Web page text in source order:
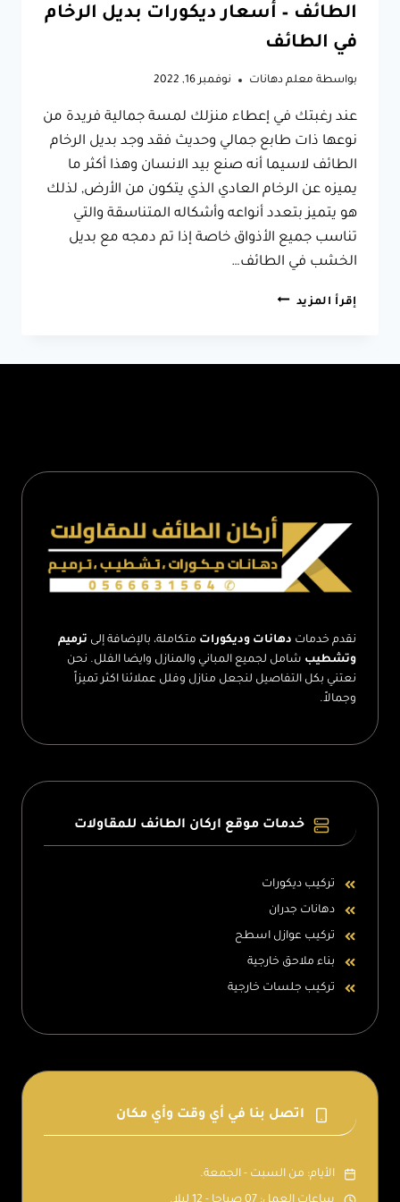
الطائف – أسعار ديكورات بديل الرخام
في الطائف
بواسطة معلم دهانات نوفمبر 16, 2022
عند رغبتك في إعطاء منزلك لمسة جمالية فريدة من
نوعها ذات طابع جمالي وحديث فقد وجد بديل الرخام
الطائف لاسيما أنه صنع بيد الانسان وهذا أكثر ما
يميزه عن الرخام العادي الذي يتكون من الأرض, لذلك
هو يتميز بتعدد أنواعه وأشكاله المتناسقة والتي
تناسب جميع الأذواق خاصة إذا تم دمجه مع بديل
الخشب في الطائف…
إقرأ المزيد معلم
ديكورات
بديل
الرخام
في
نقدم خدمات دهانات وديكورات متكاملة، بالإضافة إلى ترميم
وتشطيب شامل لجميع المباني والمنازل وايضا الفلل. نحن
نعتني بكل التفاصيل لنجعل منازل وفلل عملائنا اكثر تميزاً
وجمالاً.
خدمات موقع اركان الطائف للمقاولات
تركيب ديكورات
دهانات جدران
تركيب عوازل اسطح
بناء ملاحق خارجية
تركيب جلسات خارجية
اتصل بنا في أي وقت وأي مكان
الأيام: من السبت - الجمعة.